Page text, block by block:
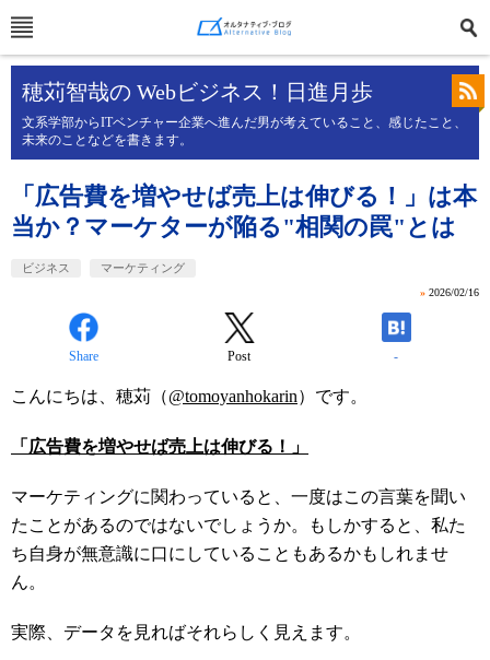
穂苅智哉の Webビジネス！日進月歩
文系学部からITベンチャー企業へ進んだ男が考えていること、感じたこと、
未来のことなどを書きます。
「広告費を増やせば売上は伸びる！」は本
当か？マーケターが陥る"相関の罠"とは
ビジネス マーケティング
» 2026/02/16
Share Post -
こんにちは、穂苅（@tomoyanhokarin）です。
「広告費を増やせば売上は伸びる！」
マーケティングに関わっていると、一度はこの言葉を聞い
たことがあるのではないでしょうか。もしかすると、私た
ち自身が無意識に口にしていることもあるかもしれませ
ん。
実際、データを見ればそれらしく見えます。